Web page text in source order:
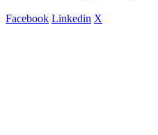
Facebook Linkedin X